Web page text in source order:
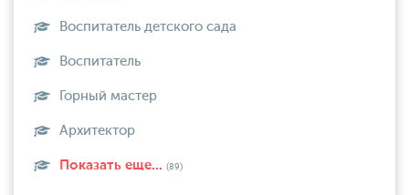
Воспитатель детского сада
Воспитатель
Горный мастер
Архитектор
Показать еще... (89)